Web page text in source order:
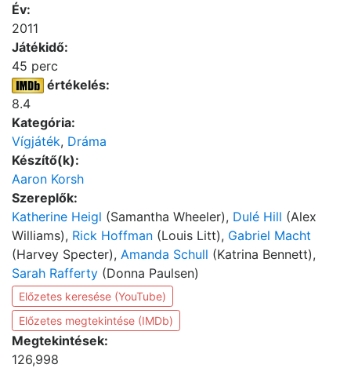
Év:
2011
Játékidő:
45 perc
értékelés:
8.4
Kategória:
Vígjáték, Dráma
Készítő(k):
Aaron Korsh
Szereplők:
Katherine Heigl (Samantha Wheeler), Dulé Hill (Alex
Williams), Rick Hoffman (Louis Litt), Gabriel Macht
(Harvey Specter), Amanda Schull (Katrina Bennett),
Sarah Rafferty (Donna Paulsen)
Előzetes keresése (YouTube)
Előzetes megtekintése (IMDb)
Megtekintések:
126,998